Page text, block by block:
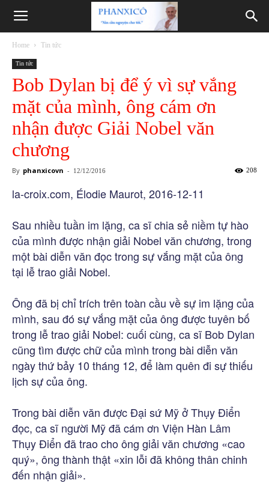
Phanxicô
Home Tin tức
Tin tức
Bob Dylan bị để ý vì sự vắng
mặt của mình, ông cám ơn
nhận được Giải Nobel văn
chương
By phanxicovn - 12/12/2016 208
la-croix.com, Élodie Maurot, 2016-12-11
Sau nhiều tuần im lặng, ca sĩ chia sẻ niềm tự hào
của mình được nhận giải Nobel văn chương, trong
một bài diễn văn đọc trong sự vắng mặt của ông
tại lễ trao giải Nobel.
Ông đã bị chỉ trích trên toàn cầu về sự im lặng của
mình, sau đó sự vắng mặt của ông được tuyên bố
trong lễ trao giải Nobel: cuối cùng, ca sĩ Bob Dylan
cũng tìm được chữ của mình trong bài diễn văn
ngày thứ bảy 10 tháng 12, để làm quên đi sự thiếu
lịch sự của ông.
Trong bài diễn văn được Đại sứ Mỹ ở Thụy Điển
đọc, ca sĩ người Mỹ đã cám ơn Viện Hàn Lâm
Thụy Điển đã trao cho ông giải văn chương «cao
quý», ông thành thật «xin lỗi đã không thân chinh
đến nhận giải».